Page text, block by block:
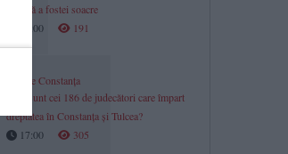
tehnică a fostei soacre
17:00
191
Justiție Constanța
Cine sunt cei 186 de judecători care împart
dreptatea în Constanța și Tulcea?
17:00
305